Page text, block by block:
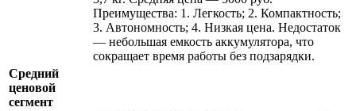
Преимущества: 1. Легкость; 2. Компактность;
3. Автономность; 4. Низкая цена. Недостаток
— небольшая емкость аккумулятора, что
сокращает время работы без подзарядки.
Средний
ценовой
сегмент